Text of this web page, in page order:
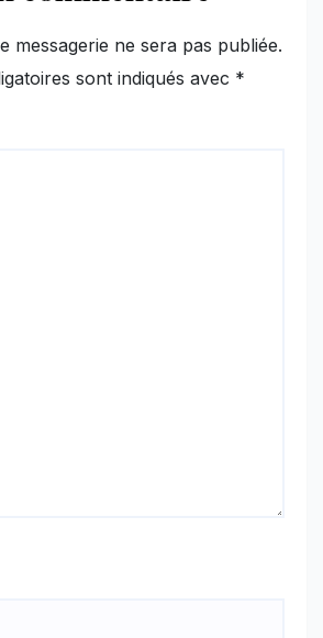
messagerie ne sera pas publiée.
sont indiqués avec *